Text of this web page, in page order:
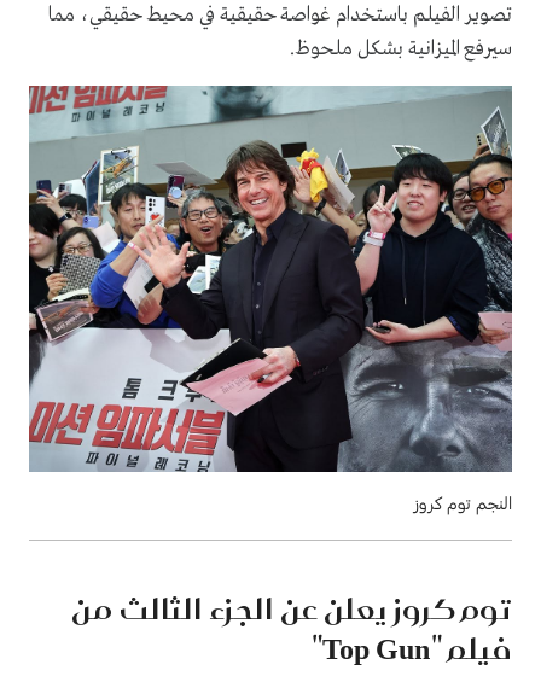
تصوير الفيلم باستخدام غواصة حقيقية في محيط حقيقي، مما
سيرفع الميزانية بشكل ملحوظ.
النجم توم كروز
توم كروز يعلن عن الجزء الثالث من
فيلم "Top Gun"